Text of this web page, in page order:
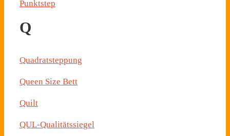
Punktstep
Q
Quadratsteppung
Queen Size Bett
Quilt
QUL-Qualitätssiegel